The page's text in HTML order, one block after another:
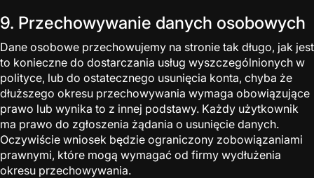
9. Przechowywanie danych osobowych
Dane osobowe przechowujemy na stronie tak długo, jak jest
to konieczne do dostarczania usług wyszczególnionych w
polityce, lub do ostatecznego usunięcia konta, chyba że
dłuższego okresu przechowywania wymaga obowiązujące
prawo lub wynika to z innej podstawy. Każdy użytkownik
ma prawo do zgłoszenia żądania o usunięcie danych.
Oczywiście wniosek będzie ograniczony zobowiązaniami
prawnymi, które mogą wymagać od firmy wydłużenia
okresu przechowywania.